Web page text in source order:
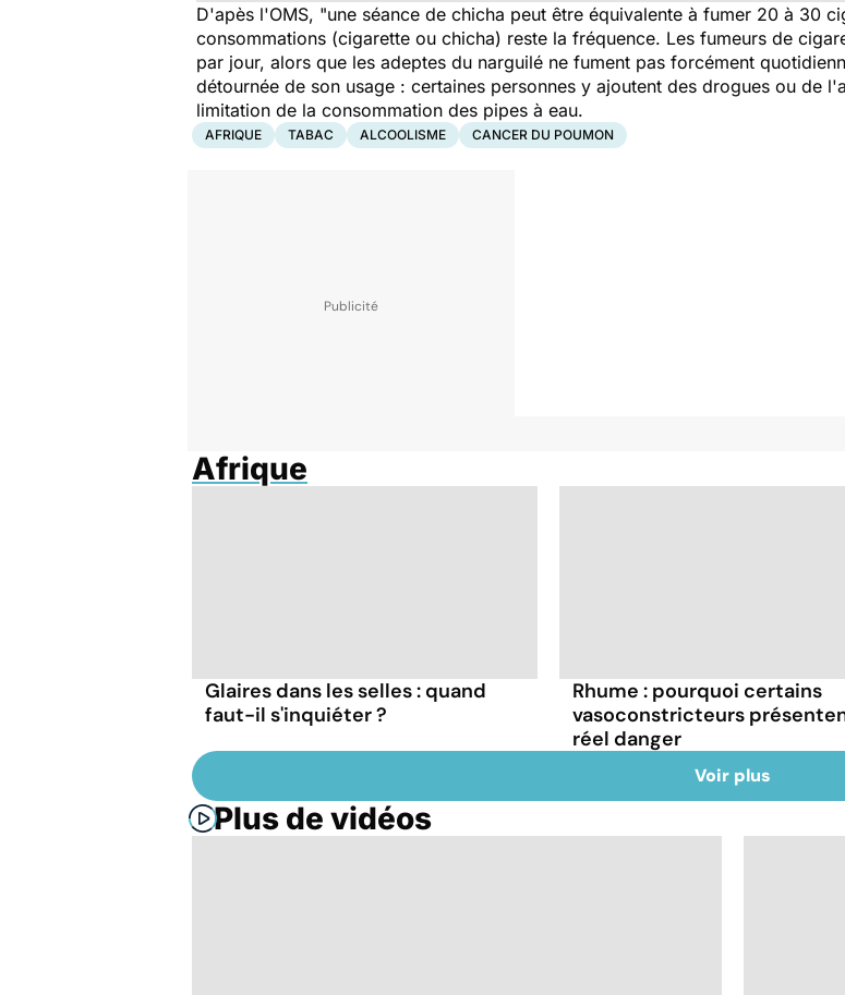
D'apès l'OMS, "une séance de chicha peut être équivalente à fumer 20 à 30
consommations (cigarette ou chicha) reste la fréquence. Les fumeurs de
par jour, alors que les adeptes du narguilé ne fument pas forcément
détournée de son usage : certaines personnes y ajoutent des drogues ou de
limitation de la consommation des pipes à eau.
AFRIQUE TABAC ALCOOLISME CANCER DU POUMON
Afrique
Glaires dans les selles : quand
faut-il s'inquiéter ?
Rhume : pourquoi certains
vasoconstricteurs
réel danger
Voir plus
Plus de vidéos